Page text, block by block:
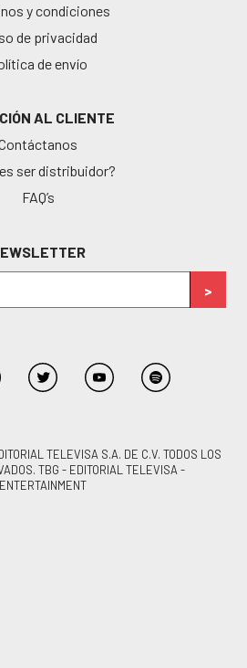
y condiciones
de privacidad
de envío
AL CLIENTE
ser distribuidor?
FAQ’s
TELEVISA S.A. DE C.V. TODOS LOS
TBG - EDITORIAL TELEVISA -
ENTERTAINMENT